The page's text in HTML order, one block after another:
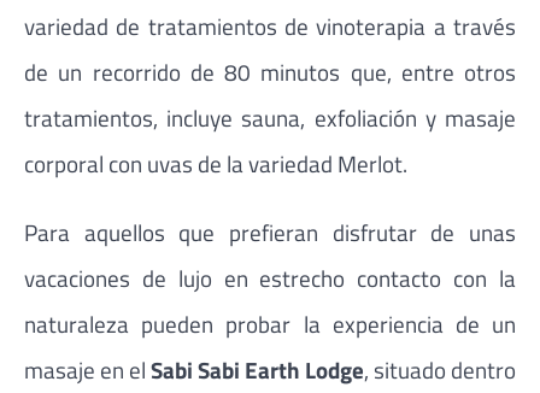
variedad de tratamientos de vinoterapia a través
de un recorrido de 80 minutos que, entre otros
tratamientos, incluye sauna, exfoliación y masaje
corporal con uvas de la variedad Merlot.
Para aquellos que prefieran disfrutar de unas
vacaciones de lujo en estrecho contacto con la
naturaleza pueden probar la experiencia de un
masaje en elSabi Sabi Earth Lodge, situado dentro